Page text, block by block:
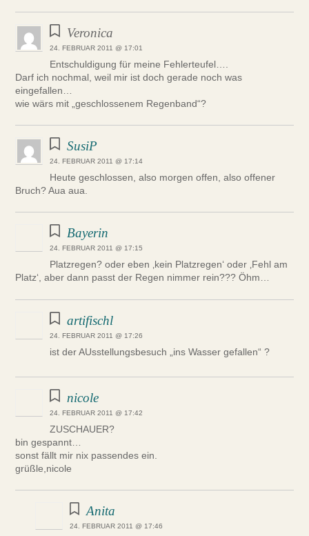
Veronica
24. FEBRUAR 2011 @ 17:01
Entschuldigung für meine Fehlerteufel….
Darf ich nochmal, weil mir ist doch gerade noch was
eingefallen…
wie wärs mit „geschlossenem Regenband“?
SusiP
24. FEBRUAR 2011 @ 17:14
Heute geschlossen, also morgen offen, also offener
Bruch? Aua aua.
Bayerin
24. FEBRUAR 2011 @ 17:15
Platzregen? oder eben ‚kein Platzregen‘ oder ‚Fehl am
Platz‘, aber dann passt der Regen nimmer rein??? Öhm…
artifischl
24. FEBRUAR 2011 @ 17:26
ist der AUsstellungsbesuch „ins Wasser gefallen“ ?
nicole
24. FEBRUAR 2011 @ 17:42
ZUSCHAUER?
bin gespannt…
sonst fällt mir nix passendes ein.
grüßle,nicole
Anita
24. FEBRUAR 2011 @ 17:46